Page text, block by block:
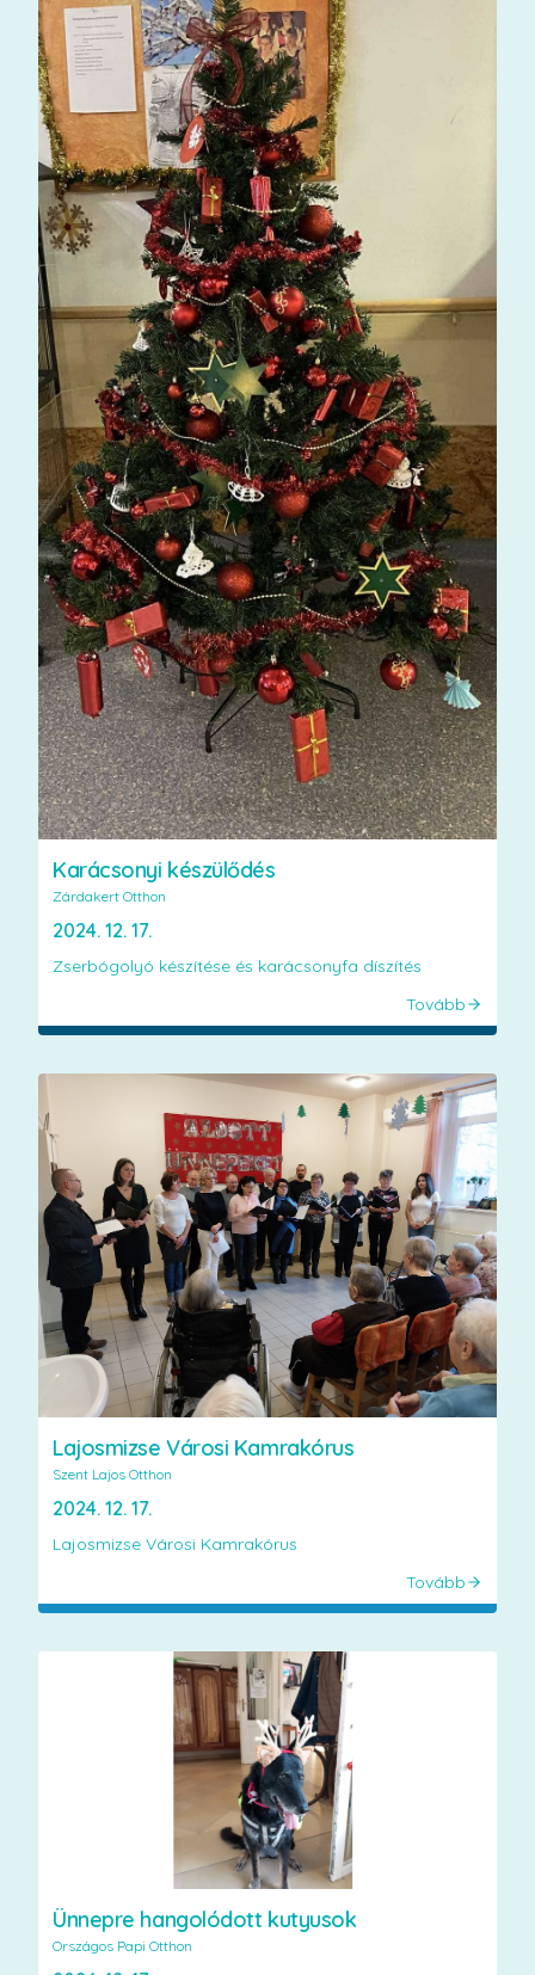
Karácsonyi készülődés
Zárdakert Otthon
2024. 12. 17.
Zserbógolyó készítése és karácsonyfa díszítés
Tovább
Lajosmizse Városi Kamrakórus
Szent Lajos Otthon
2024. 12. 17.
Lajosmizse Városi Kamrakórus
Tovább
Ünnepre hangolódott kutyusok
Országos Papi Otthon